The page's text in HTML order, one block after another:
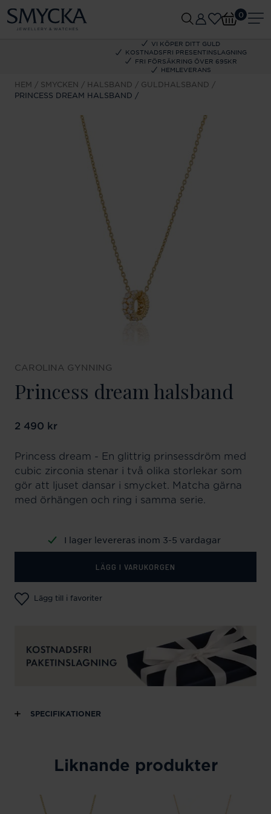
VI KÖPER DITT GULD
KOSTNADSFRI PRESENTINSLAGNING
FRI FÖRSÄKRING ÖVER 695KR
HEMLEVERANS
0
HEM SMYCKEN HALSBAND
GULDHALSBAND
PRINCESS DREAM HALSBAND
CAROLINA GYNNING
Princess dream halsband
Pris:2 490 kr
2 490 kr
Princess dream - En glittrig prinsessdröm med
cubic zirconia stenar i två olika storlekar som
gör att ljuset dansar i smycket. Matcha gärna
med örhängen och ring i samma serie.
I lager levereras inom 3-5 vardagar
LÄGG I VARUKORGEN
Lägg till i favoriter
SPECIFIKATIONER
Liknande produkter